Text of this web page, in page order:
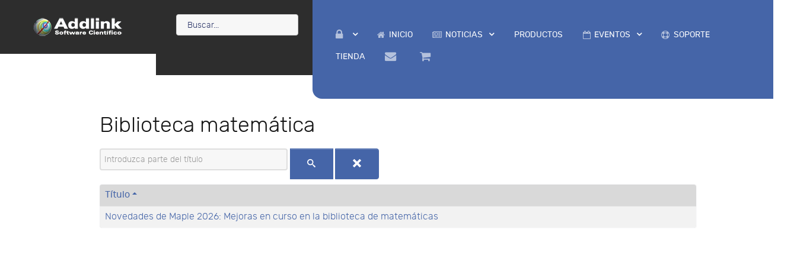
INICIO NOTICIAS PRODUCTOS EVENTOS SOPORTE
TIENDA
Biblioteca matemática
Introduzca parte del título
Título
Novedades de Maple 2026: Mejoras en curso en la biblioteca de matemáticas